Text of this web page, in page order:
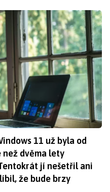
11 už byla od
než dvěma lety
jí nešetřil ani
že bude brzy